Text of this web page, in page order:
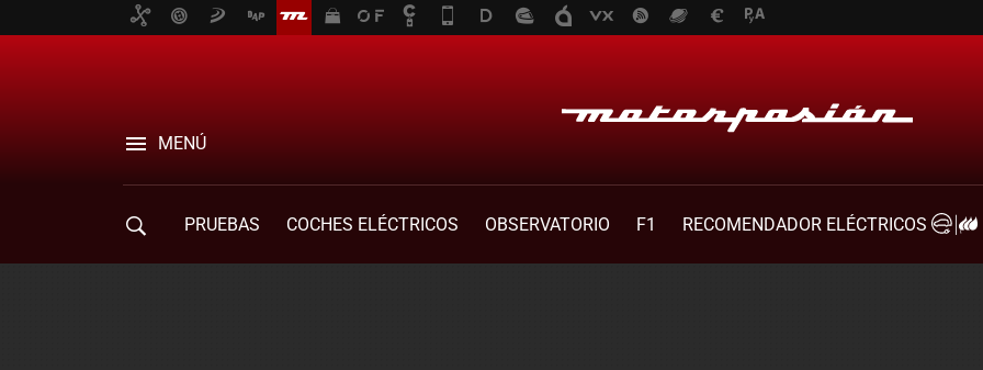
MENÚ
PRUEBAS COCHES ELÉCTRICOS OBSERVATORIO F1
RECOMENDADOR ELÉCTRICOS